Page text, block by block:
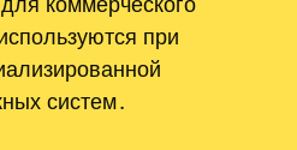
при
систем․